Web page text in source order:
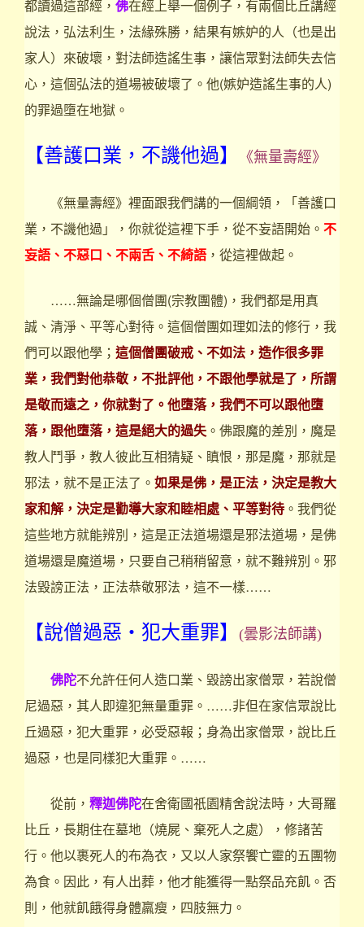
都讀過這部經， 佛在經上舉一個例子，有兩個比丘講經
說法，弘法利生，法緣殊勝，結果有嫉妒的人（也是出
家人）來破壞，對法師造謠生事，讓信眾對法師失去信
心，這個弘法的道場被破壞了。他(嫉妒造謠生事的人)
的罪過墮在地獄。
【善護口業，不譏他過】 《無量壽經》
《無量壽經》裡面跟我們講的一個綱領，「善護口
業，不譏他過」，你就從這裡下手，從不妄語開始。 不
妄語、不惡口、不兩舌、不綺語 ，從這裡做起。
……無論是哪個僧團(宗教團體)，我們都是用真
誠、清淨、平等心對待。這個僧團如理如法的修行，我
們可以跟他學； 這個僧團破戒、不如法，造作很多罪
業，我們對他恭敬，不批評他，不跟他學就是了，所謂
是敬而遠之，你就對了。他墮落，我們不可以跟他墮
落，跟他墮落，這是絕大的過失 。佛跟魔的差別，魔是
教人鬥爭，教人彼此互相猜疑、瞋恨，那是魔，那就是
邪法，就不是正法了。 如果是佛，是正法，決定是教大
家和解，決定是勸導大家和睦相處、平等對待 。我們從
這些地方就能辨別，這是正法道場還是邪法道場，是佛
道場還是魔道場，只要自己稍稍留意，就不難辨別。邪
法毀謗正法，正法恭敬邪法，這不一樣……
【說僧過惡‧犯大重罪】 (曇影法師講)
佛陀不允許任何人造口業、毀謗出家僧眾，若說僧
尼過惡，其人即違犯無量重罪。……非但在家信眾說比
丘過惡，犯大重罪，必受惡報；身為出家僧眾，說比丘
過惡，也是同樣犯大重罪。……
從前， 釋迦佛陀在舍衛國祇園精舍說法時，大哥羅
比丘，長期住在墓地（燒屍、棄死人之處），修諸苦
行。他以裹死人的布為衣，又以人家祭饗亡靈的五團物
為食。因此，有人出葬，他才能獲得一點祭品充飢。否
則，他就飢餓得身體羸瘦，四肢無力。